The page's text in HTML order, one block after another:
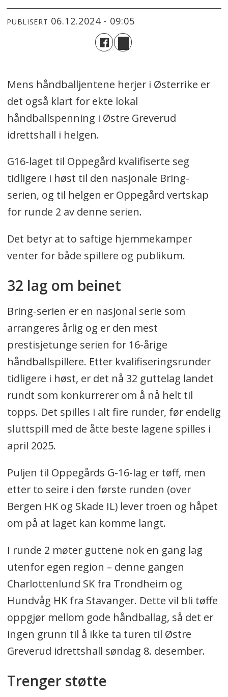
PUBLISERT 06.12.2024 - 09:05
Mens håndballjentene herjer i Østerrike er
det også klart for ekte lokal
håndballspenning i Østre Greverud
idrettshall i helgen.
G16-laget til Oppegård kvalifiserte seg
tidligere i høst til den nasjonale Bring-
serien, og til helgen er Oppegård vertskap
for runde 2 av denne serien.
Det betyr at to saftige hjemmekamper
venter for både spillere og publikum.
32 lag om beinet
Bring-serien er en nasjonal serie som
arrangeres årlig og er den mest
prestisjetunge serien for 16-årige
håndballspillere. Etter kvalifiseringsrunder
tidligere i høst, er det nå 32 guttelag landet
rundt som konkurrerer om å nå helt til
topps. Det spilles i alt fire runder, før endelig
sluttspill med de åtte beste lagene spilles i
april 2025.
Puljen til Oppegårds G-16-lag er tøff, men
etter to seire i den første runden (over
Bergen HK og Skade IL) lever troen og håpet
om på at laget kan komme langt.
I runde 2 møter guttene nok en gang lag
utenfor egen region – denne gangen
Charlottenlund SK fra Trondheim og
Hundvåg HK fra Stavanger. Dette vil bli tøffe
oppgjør mellom gode håndballag, så det er
ingen grunn til å ikke ta turen til Østre
Greverud idrettshall søndag 8. desember.
Trenger støtte